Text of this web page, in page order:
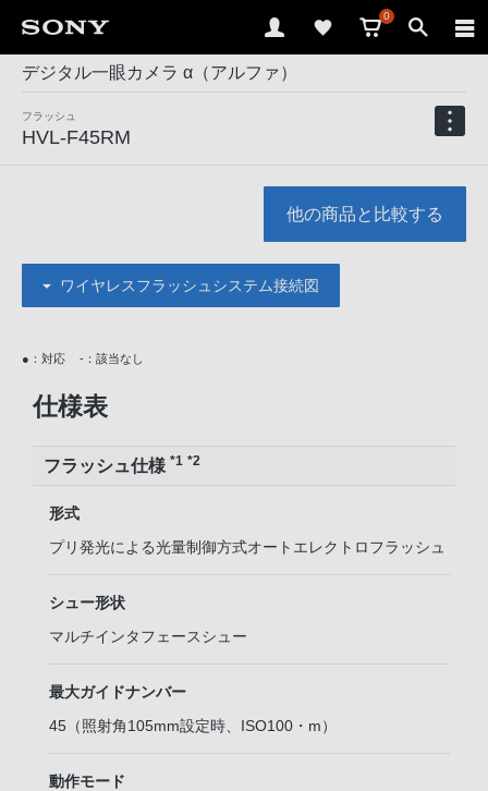
0
デジタル一眼カメラ α（アルファ）
フラッシュ
HVL-F45RM
他の商品と比較する
ワイヤレスフラッシュシステム接続図
●：対応 -：該当なし
仕様表
フラッシュ仕様 *1 *2
形式
プリ発光による光量制御方式オートエレクトロフラッシュ
シュー形状
マルチインタフェースシュー
最大ガイドナンバー
45（照射角105mm設定時、ISO100・m）
動作モード